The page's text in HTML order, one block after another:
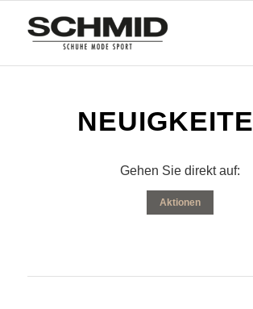
Gehen Sie direkt auf:
Aktionen